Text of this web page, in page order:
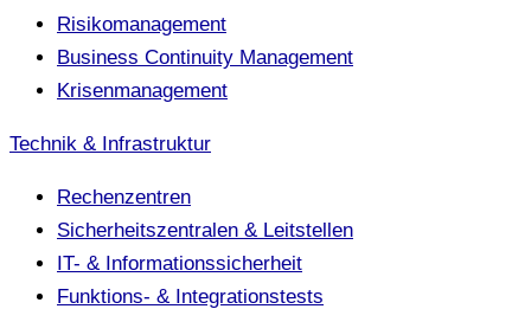
Risikomanagement
Business Continuity Management
Krisenmanagement
Technik & Infrastruktur
Rechenzentren
Sicherheitszentralen & Leitstellen
IT- & Informationssicherheit
Funktions- & Integrationstests